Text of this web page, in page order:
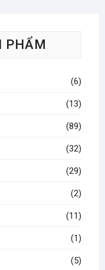
được
chọn
trên
sản
phẩm
PHẨM
(6)
(13)
(89)
(32)
(29)
(2)
(11)
(1)
(5)